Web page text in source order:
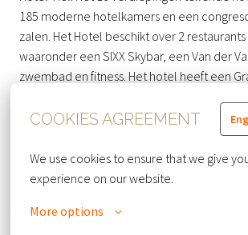
COOKIES AGREEMENT
We use cookies to ensure that we give
experience on our website.
More options
185 moderne hotelkamers en een
zalen. Het Hotel beschikt over 2 restaurants
waaronder een SIXX Skybar, een Van der
zwembad en fitness. Het hotel heeft een
ruime parkeergelegenheid maken het
KLAAR OM TE STARTEN?
Wat leuk dat je enthousiast bent geworden